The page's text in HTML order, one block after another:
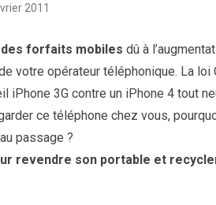
2011
forfaits mobiles dû à
votre opérateur téléphonique. La loi
iPhone 3G contre un iPhone 4 tout
ce téléphone chez vous,
passage ?
revendre son portable et